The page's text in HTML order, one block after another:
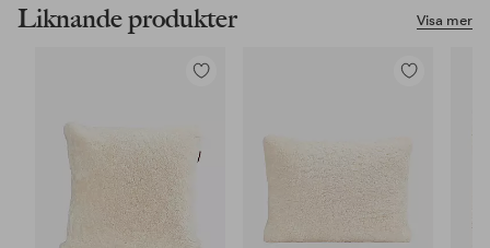
Visa mer
Liknande produkter
Lägg
Lägg